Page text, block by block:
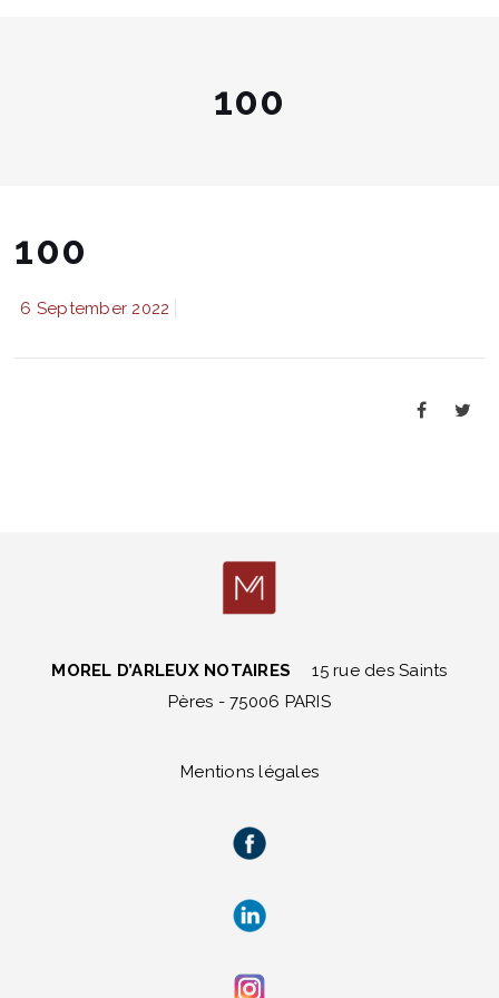
100
100
6 September 2022
MOREL D’ARLEUX NOTAIRES
15 rue des Saints
Pères - 75006 PARIS
Mentions légales